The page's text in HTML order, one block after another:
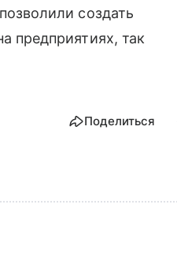
создать
предприятиях, так
Поделиться